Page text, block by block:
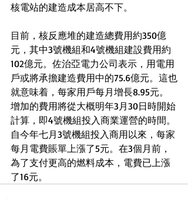
核電站的建造成本居高不下。
目前，核反應堆的建造總費用約350億
元，其中3號機組和4號機組建設費用約
102億元。佐治亞電力公司表示，用電用
戶或將承擔建造費用中的75.6億元。這也
就意味着，每家用戶每月增長8.95元。
增加的費用將從大概明年3月30日時開始
計算，即4號機組投入商業運營的時間。
自今年七月3號機組投入商用以來，每家
每月電費賬單上漲了5元。在3個月前，
為了支付更高的燃料成本，電費已上漲
了16元。